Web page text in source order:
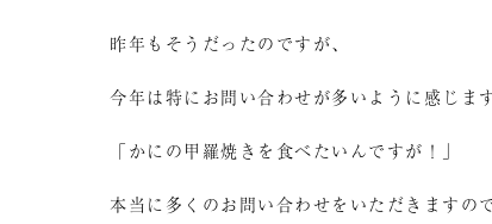
昨年もそうだったのですが、
今年は特にお問い合わせが多いように感じま
「かにの甲羅焼きを食べたいんですが！」
本当に多くのお問い合わせをいただきますので